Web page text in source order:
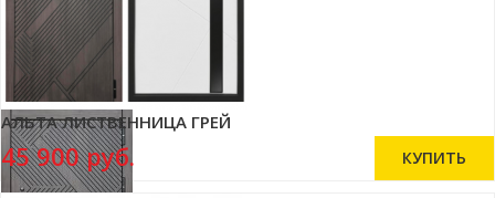
АЛЬТА ЛИСТВЕННИЦА ГРЕЙ
45 900 руб.